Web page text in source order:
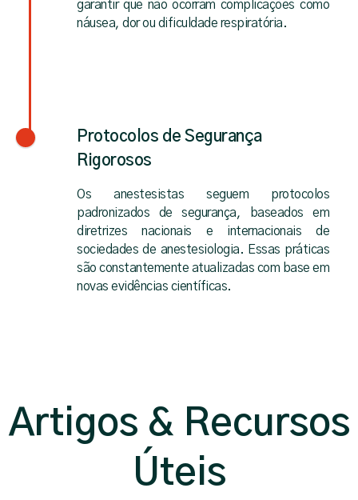
garantir que não ocorram complicações como
náusea, dor ou dificuldade respiratória.
Protocolos de Segurança
Rigorosos
Os anestesistas seguem protocolos
padronizados de segurança, baseados em
diretrizes nacionais e internacionais de
sociedades de anestesiologia. Essas práticas
são constantemente atualizadas com base em
novas evidências científicas.
Artigos & Recursos
Úteis